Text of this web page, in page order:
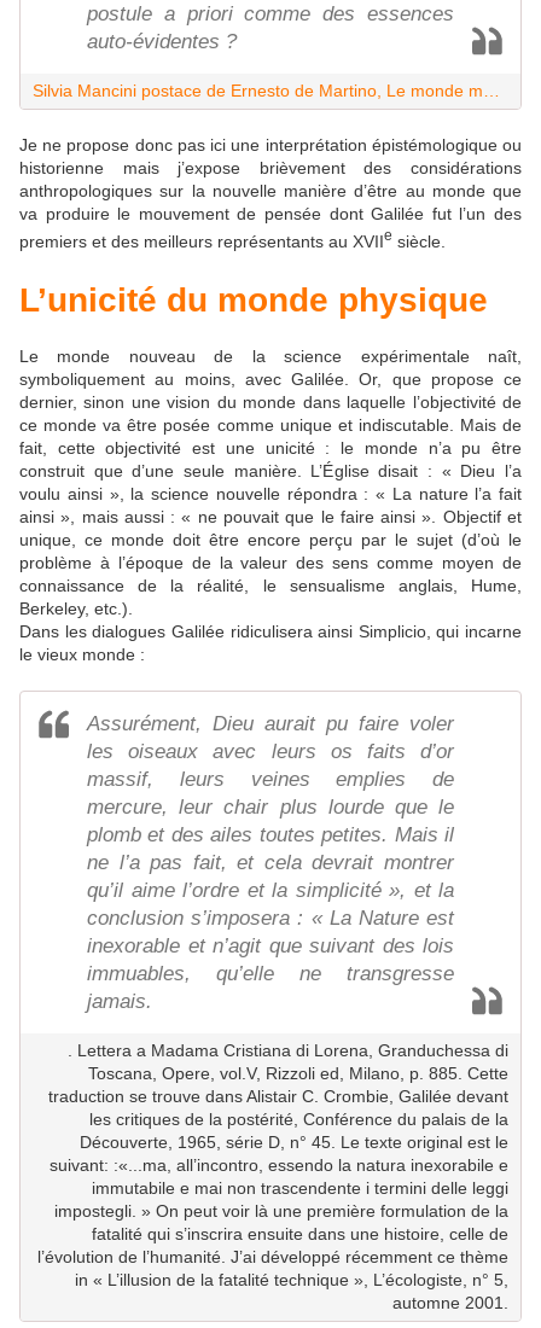
postule a priori comme des essences
auto-évidentes ?
Je ne propose donc pas ici une interprétation épistémologique ou
historienne mais j’expose brièvement des considérations
anthropologiques sur la nouvelle manière d’être au monde que
va produire le mouvement de pensée dont Galilée fut l’un des
premiers et des meilleurs représentants au XVIIe siècle.
L’unicité du monde physique
Le monde nouveau de la science expérimentale naît,
symboliquement au moins, avec Galilée. Or, que propose ce
dernier, sinon une vision du monde dans laquelle l’objectivité de
ce monde va être posée comme unique et indiscutable. Mais de
fait, cette objectivité est une unicité : le monde n’a pu être
construit que d’une seule manière. L’Église disait : « Dieu l’a
voulu ainsi », la science nouvelle répondra : « La nature l’a fait
ainsi », mais aussi : « ne pouvait que le faire ainsi ». Objectif et
unique, ce monde doit être encore perçu par le sujet (d’où le
problème à l’époque de la valeur des sens comme moyen de
connaissance de la réalité, le sensualisme anglais, Hume,
Berkeley, etc.).
Dans les dialogues Galilée ridiculisera ainsi Simplicio, qui incarne
le vieux monde :
Assurément, Dieu aurait pu faire voler
les oiseaux avec leurs os faits d’or
massif, leurs veines emplies de
mercure, leur chair plus lourde que le
plomb et des ailes toutes petites. Mais il
ne l’a pas fait, et cela devrait montrer
qu’il aime l’ordre et la simplicité », et la
conclusion s’imposera : « La Nature est
inexorable et n’agit que suivant des lois
immuables, qu’elle ne transgresse
jamais.
. Lettera a Madama Cristiana di Lorena, Granduchessa di
Toscana, Opere, vol.V, Rizzoli ed, Milano, p. 885. Cette
traduction se trouve dans Alistair C. Crombie, Galilée devant
les critiques de la postérité, Conférence du palais de la
Découverte, 1965, série D, n° 45. Le texte original est le
suivant: :­«...ma, all’incontro, essendo la natura inexorabile e
immutabile e mai non trascendente i termini delle leggi
impostegli. » On peut voir là une première formulation de la
fatalité qui s’inscrira ensuite dans une histoire, celle de
l’évolution de l’humanité. J’ai développé récemment ce thème
in « L’illusion de la fatalité technique », L’écologiste, n° 5,
automne 2001.